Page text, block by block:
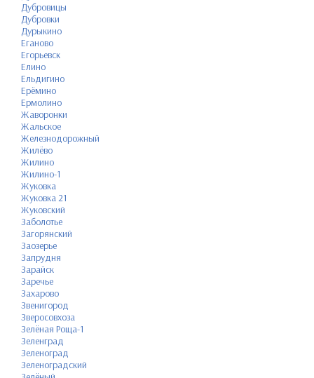
Дубровицы
Дубровки
Дурыкино
Еганово
Егорьевск
Елино
Ельдигино
Ерёмино
Ермолино
Жаворонки
Жальское
Железнодорожный
Жилёво
Жилино
Жилино-1
Жуковка
Жуковка 21
Жуковский
Заболотье
Загорянский
Заозерье
Запрудня
Зарайск
Заречье
Захарово
Звенигород
Зверосовхоза
Зелёная Роща-1
Зеленград
Зеленоград
Зеленоградский